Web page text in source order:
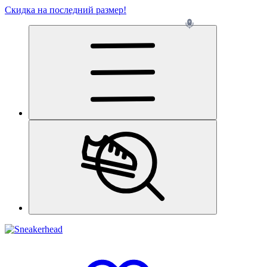
Скидка на последний размер!